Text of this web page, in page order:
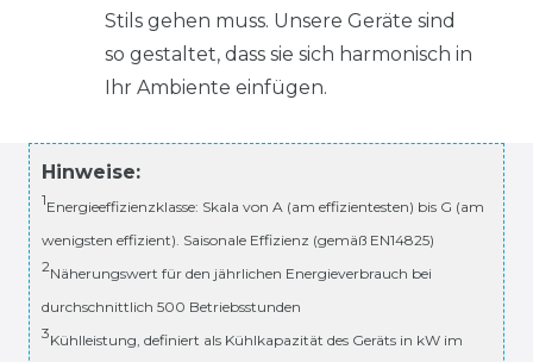
Stils gehen muss. Unsere Geräte sind
so gestaltet, dass sie sich harmonisch in
Ihr Ambiente einfügen.
Hinweise:
1Energieeffizienzklasse: Skala von A (am effizientesten) bis G (am
wenigsten effizient). Saisonale Effizienz (gemäß EN14825)
2Näherungswert für den jährlichen Energieverbrauch bei
durchschnittlich 500 Betriebsstunden
3Kühlleistung, definiert als Kühlkapazität des Geräts in kW im